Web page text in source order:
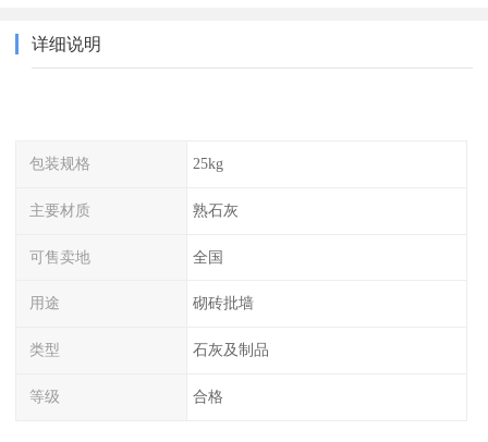
详细说明
包装规格 25kg
主要材质 熟石灰
可售卖地 全国
用途 砌砖批墙
类型 石灰及制品
等级 合格